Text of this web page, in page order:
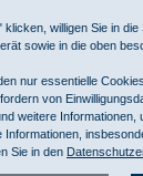
Licht)
in
willigen Sie in
sowie in die oben
nur essentielle
von
weitere
Informationen,
Sie in den